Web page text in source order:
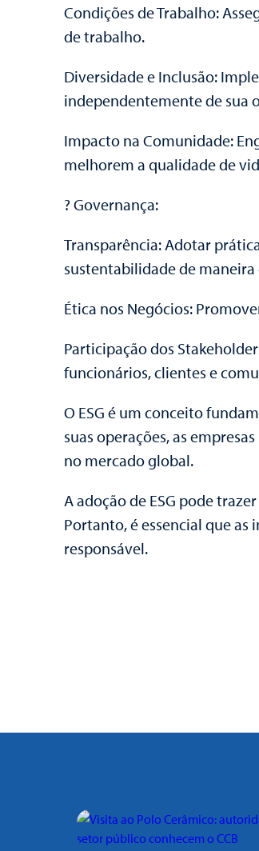
Condições de Trabalho:
de trabalho.
Diversidade e Inclusão:
independentemente de sua
Impacto na Comunidade:
melhorem a qualidade de
? Governança:
Transparência: Adotar
sustentabilidade de maneira
Ética nos Negócios:
Participação dos
funcionários, clientes e
O ESG é um conceito
suas operações, as
no mercado global.
A adoção de ESG pode
Portanto, é essencial que
responsável.